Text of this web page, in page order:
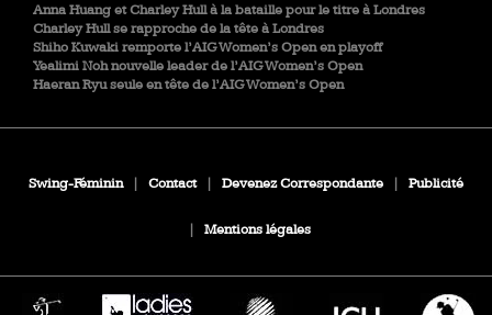
Anna Huang et Charley Hull à la bataille pour le titre à Londres
Charley Hull se rapproche de la tête à Londres
Shiho Kuwaki remporte l’AIG Women’s Open en playoff
Yealimi Noh nouvelle leader de l’AIG Women’s Open
Haeran Ryu seule en tête de l’AIG Women’s Open
Swing-Féminin | Contact | Devenez Correspondante | Publicité
| Mentions légales